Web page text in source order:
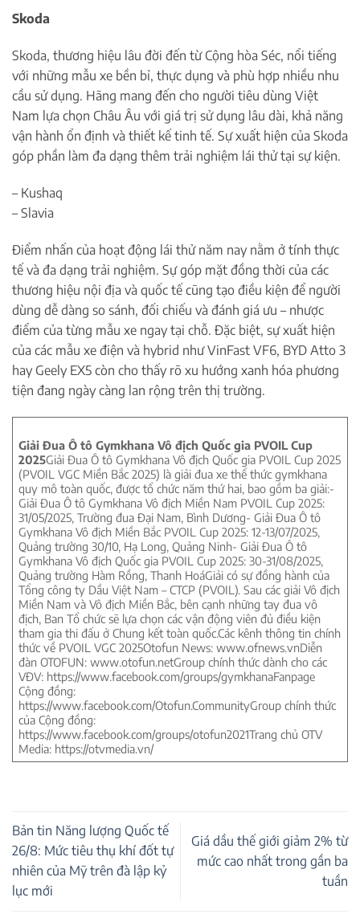
Skoda
Skoda, thương hiệu lâu đời đến từ Cộng hòa Séc, nổi tiếng
với những mẫu xe bền bỉ, thực dụng và phù hợp nhiều nhu
cầu sử dụng. Hãng mang đến cho người tiêu dùng Việt
Nam lựa chọn Châu Âu với giá trị sử dụng lâu dài, khả năng
vận hành ổn định và thiết kế tinh tế. Sự xuất hiện của Skoda
góp phần làm đa dạng thêm trải nghiệm lái thử tại sự kiện.
– Kushaq
– Slavia
Điểm nhấn của hoạt động lái thử năm nay nằm ở tính thực
tế và đa dạng trải nghiệm. Sự góp mặt đồng thời của các
thương hiệu nội địa và quốc tế cũng tạo điều kiện để người
dùng dễ dàng so sánh, đối chiếu và đánh giá ưu – nhược
điểm của từng mẫu xe ngay tại chỗ. Đặc biệt, sự xuất hiện
của các mẫu xe điện và hybrid như VinFast VF6, BYD Atto 3
hay Geely EX5 còn cho thấy rõ xu hướng xanh hóa phương
tiện đang ngày càng lan rộng trên thị trường.
Giải Đua Ô tô Gymkhana Vô địch Quốc gia PVOIL Cup
2025Giải Đua Ô tô Gymkhana Vô địch Quốc gia PVOIL Cup 2025
(PVOIL VGC Miền Bắc 2025) là giải đua xe thể thức gymkhana
quy mô toàn quốc, được tổ chức năm thứ hai, bao gồm ba giải:-
Giải Đua Ô tô Gymkhana Vô địch Miền Nam PVOIL Cup 2025:
31/05/2025, Trường đua Đại Nam, Bình Dương- Giải Đua Ô tô
Gymkhana Vô địch Miền Bắc PVOIL Cup 2025: 12-13/07/2025,
Quảng trường 30/10, Hạ Long, Quảng Ninh- Giải Đua Ô tô
Gymkhana Vô địch Quốc gia PVOIL Cup 2025: 30-31/08/2025,
Quảng trường Hàm Rồng, Thanh HoáGiải có sự đồng hành của
Tổng công ty Dầu Việt Nam – CTCP (PVOIL). Sau các giải Vô địch
Miền Nam và Vô địch Miền Bắc, bên cạnh những tay đua vô
địch, Ban Tổ chức sẽ lựa chọn các vận động viên đủ điều kiện
tham gia thi đấu ở Chung kết toàn quốc.Các kênh thông tin chính
thức về PVOIL VGC 2025Otofun News: www.ofnews.vnDiễn
đàn OTOFUN: www.otofun.netGroup chính thức dành cho các
VĐV: https://www.facebook.com/groups/gymkhanaFanpage
Cộng đồng:
https://www.facebook.com/Otofun.CommunityGroup chính thức
của Cộng đồng:
https://www.facebook.com/groups/otofun2021Trang chủ OTV
Media: https://otvmedia.vn/
Bản tin Năng lượng Quốc tế
26/8: Mức tiêu thụ khí đốt tự
nhiên của Mỹ trên đà lập kỷ
lục mới
Giá dầu thế giới giảm 2% từ
mức cao nhất trong gần ba
tuần